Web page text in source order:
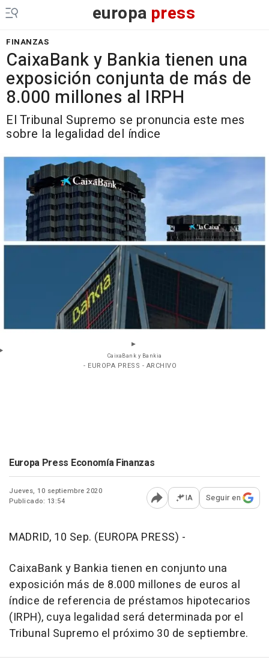
europa press
FINANZAS
CaixaBank y Bankia tienen una
exposición conjunta de más de
8.000 millones al IRPH
El Tribunal Supremo se pronuncia este mes
sobre la legalidad del índice
CaixaBank y Bankia
- EUROPA PRESS - ARCHIVO
Europa Press Economía Finanzas
Jueves, 10 septiembre 2020
Publicado: 13:54
Abrir opciones para
IA Seguir en
MADRID, 10 Sep. (EUROPA PRESS) -
CaixaBank y Bankia tienen en conjunto una
exposición más de 8.000 millones de euros al
índice de referencia de préstamos hipotecarios
(IRPH), cuya legalidad será determinada por el
Tribunal Supremo el próximo 30 de septiembre.